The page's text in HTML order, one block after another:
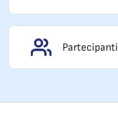
Partecipanti